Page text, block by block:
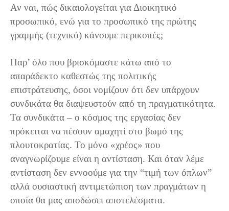
Αν ναι, πώς δικαιολογείται για Διοικητικό
προσωπικό, ενώ για το προσωπικό της πρώτης
γραμμής (τεχνικό) κάνουμε περικοπές;
Παρ’ όλο που βρισκόμαστε κάτω από το
απαράδεκτο καθεστώς της πολιτικής
επιστράτευσης, όσοι νομίζουν ότι δεν υπάρχουν
συνδικάτα θα διαψευστούν από τη πραγματικότητα.
Τα συνδικάτα – ο κόσμος της εργασίας δεν
πρόκειται να πέσουν αμαχητί στο βωμό της
πλουτοκρατίας. Το μόνο «χρέος» που
αναγνωρίζουμε είναι η αντίσταση. Και όταν λέμε
αντίσταση δεν εννοούμε για την “τιμή των όπλων”
αλλά ουσιαστική αντιμετώπιση των πραγμάτων η
οποία θα μας αποδώσει αποτελέσματα.